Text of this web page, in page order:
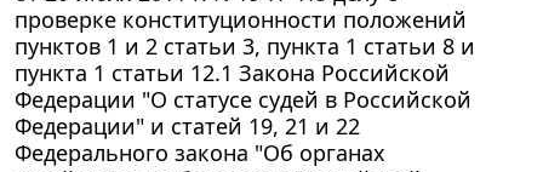
проверке конституционности положений
пунктов 1 и 2 статьи 3, пункта 1 статьи 8 и
пункта 1 статьи 12.1 Закона Российской
Федерации "О статусе судей в Российской
Федерации" и статей 19, 21 и 22
Федерального закона "Об органах